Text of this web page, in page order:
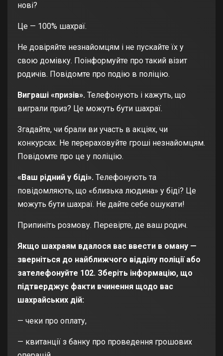
нові?
Це — 100% шахраї.
Не довіряйте незнайомцям і не пускайте їх у
свою домівку. Поінформуйте про такий візит
родичів. Повідомте про подію в поліцію.
Виграші «призів». Телефонують і кажуть, що
виграли приз? Це можуть бути шахраї.
Згадайте, чи брали ви участь в акціях, чи
конкурсах. Не перераховуйте гроші незнайомцям.
Повідомте про це у поліцію.
«Ваш рідний у біді». Телефонують та
повідомляють, що «близька людина» у біді? Це
можуть бути шахраї. Не дайте себе ошукати!
Припиніть розмову. Перевірте, де ваш родич.
Якщо шахраям вдалося вас ввести в оману —
зверніться до найближчого відділу поліції або
зателефонуйте 102. Зберіть інформацію, що
підтверджує факти вчинення щодо вас
шахрайських дій:
— чеки про оплату,
— квитанції з банку про проведення грошових